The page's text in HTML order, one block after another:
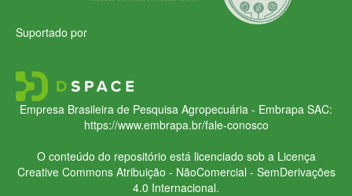
Suportado por
Empresa Brasileira de Pesquisa Agropecuária - Embrapa SAC:
https://www.embrapa.br/fale-conosco
O conteúdo do repositório está licenciado sob a Licença
Creative CommonsAtribuição - NãoComercial - SemDerivações
4.0 Internacional.